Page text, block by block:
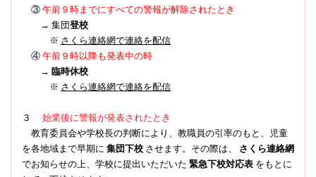
③ 午前９時までにすべての警報が解除されたとき
→ 集団登校
※ さくら連絡網で連絡を配信
④ 午前９時以降も発表中の時
→ 臨時休校
※ さくら連絡網で連絡を配信
３ 始業後に警報が発表されたとき
教育委員会や学校長の判断により、教職員の引率のもと、児童
を各地域まで早期に 集団下校 させます。その際は、 さくら連絡網
でお知らせの上、学校に提出いただいた 緊急下校対応表 をもとに